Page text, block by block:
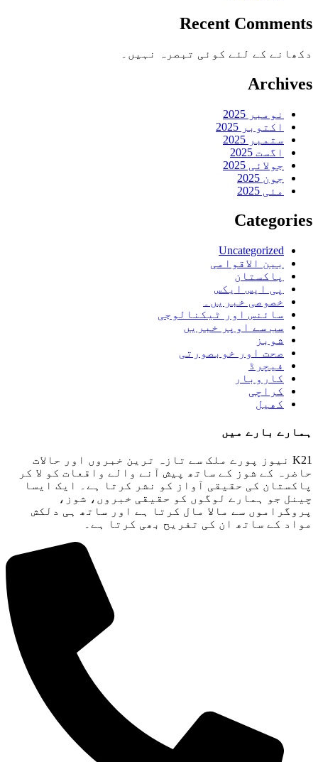
Recent Comments
دکھانے کے لئے کوئی تبصرہ نہیں۔
Archives
نومبر 2025
اکتوبر 2025
ستمبر 2025
اگست 2025
جولائی 2025
جون 2025
مئی 2025
Categories
Uncategorized
بین الاقوامی
پاکستان
پی ایس ایکس
خصوصی خبریں۔
سائنس اور ٹیکنالوجی
سب سے اوپر خبریں
شوبز
صحت اور خوبصورتی
فیچرڈ
کاروبار
کراچی
کھیل
ہمارے بارے میں
K21 نیوز پورے ملک سے تازہ ترین خبروں اور حالات
حاضرہ کے شوز کے ساتھ پیش آنے والے واقعات کو لا کر
پاکستان کی حقیقی آواز کو نشر کرتا ہے۔ ایک ایسا
چینل جو ہمارے لوگوں کو حقیقی خبروں، شوز،
پروگراموں سے مالا مال کرتا ہے اور ساتھ ہی دلکش
مواد کے ساتھ ان کی تفریح ​​بھی کرتا ہے۔